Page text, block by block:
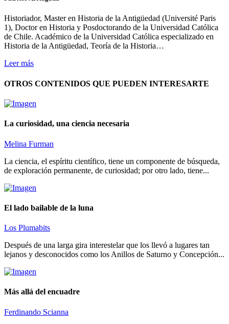
Historiador, Master en Historia de la Antigüedad (Université Paris
1), Doctor en Historia y Posdoctorando de la Universidad Católica
de Chile. Académico de la Universidad Católica especializado en
Historia de la Antigüedad, Teoría de la Historia…
Leer más
OTROS CONTENIDOS QUE PUEDEN INTERESARTE
La curiosidad, una ciencia necesaria
Melina Furman
La ciencia, el espíritu científico, tiene un componente de búsqueda,
de exploración permanente, de curiosidad; por otro lado, tiene...
El lado bailable de la luna
Los Plumabits
Después de una larga gira interestelar que los llevó a lugares tan
lejanos y desconocidos como los Anillos de Saturno y Concepción...
Más allá del encuadre
Ferdinando Scianna